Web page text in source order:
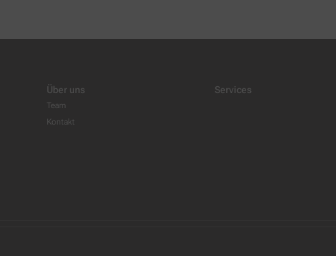
Über uns
Team
Kontakt
Services